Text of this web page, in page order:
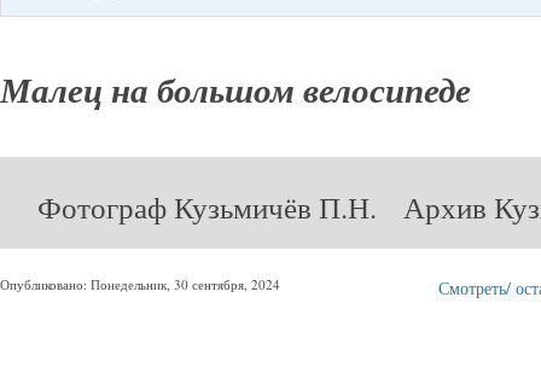
Малец на большом велосипеде
Фотограф Кузьмичёв П.Н. Архив
Опубликовано: Понедельник, 30 сентября, 2024 Смотреть/